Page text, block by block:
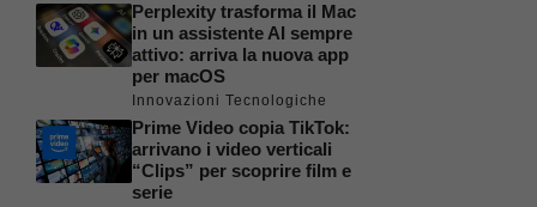
Perplexity trasforma il Mac
in un assistente AI sempre
attivo: arriva la nuova app
per macOS
Innovazioni Tecnologiche
Prime Video copia TikTok:
arrivano i video verticali
“Clips” per scoprire film e
serie